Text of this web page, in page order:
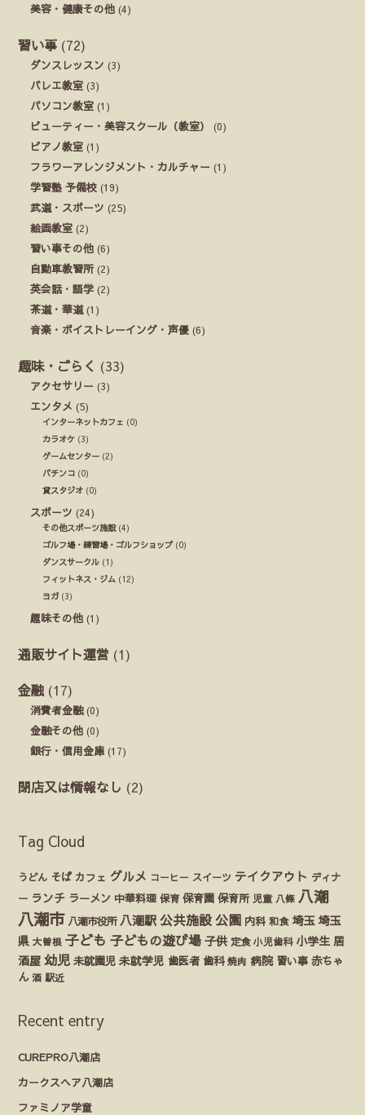
美容・健康その他 (4)
習い事 (72)
ダンスレッスン (3)
バレエ教室 (3)
パソコン教室 (1)
ビューティー・美容スクール（教室）
(0)
ピアノ教室 (1)
フラワーアレンジメント・カルチャー (1)
学習塾 予備校 (19)
武道・スポーツ (25)
絵画教室 (2)
習い事その他 (6)
自動車教習所(2)
英会話・語学 (2)
茶道・華道(1)
音楽・ボイストレーイング・声優 (6)
趣味・ごらく (33)
アクセサリー (3)
エンタメ (5)
インターネットカフェ (0)
カラオケ (3)
ゲームセンター (2)
パチンコ (0)
貸スタジオ (0)
スポーツ (24)
その他スポーツ施設(4)
ゴルフ場・練習場・ゴルフショップ(0)
ダンスサークル (1)
フィットネス・ジム (12)
ヨガ (3)
趣味その他 (1)
通販サイト運営 (1)
金融 (17)
消費者金融(0)
金融その他 (0)
銀行・信用金庫 (17)
閉店又は情報なし (2)
Tag Cloud
うどん そば カフェ グルメ コーヒー スイーツ テイクアウト ディナ
ー ランチ ラーメン 中華料理 保育 保育園 保育所 児童 八條 八潮
八潮市 八潮市役所 八潮駅 公共施設 公園 内科 和食 埼玉 埼玉
県 大曽根 子ども 子どもの遊び場 子供 定食 小児歯科 小学生 居
酒屋 幼児 未就園児 未就学児 歯医者 歯科 焼肉 病院 習い事 赤ちゃ
ん 酒 駅近
Recent entry
CUREPRO八潮店
カークスヘア八潮店
ファミノア学童